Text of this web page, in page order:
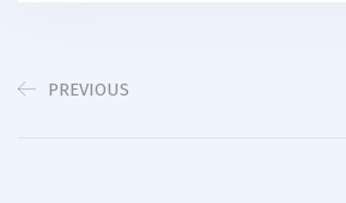
PREVIOUS